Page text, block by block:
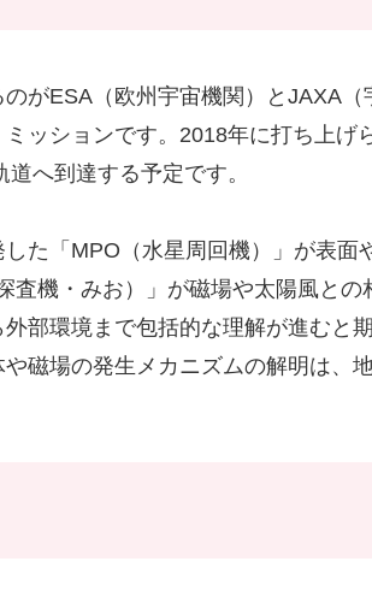
がESA（欧州宇宙機関）とJAXA
ッションです。2018年に打ち上げ
へ到達する予定です。
た「MPO（水星周回機）」が表面
査機・みお）」が磁場や太陽風と
部環境まで包括的な理解が進むと
磁場の発生メカニズムの解明は、